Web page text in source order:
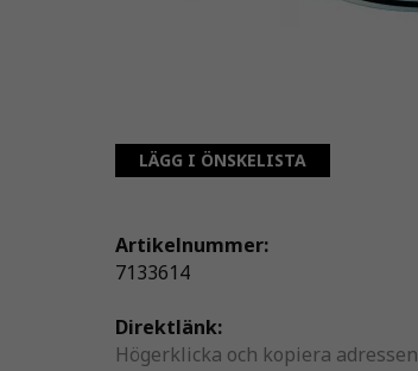
LÄGG I ÖNSKELISTA
Artikelnummer:
7133614
Direktlänk:
Högerklicka och kopiera adressen